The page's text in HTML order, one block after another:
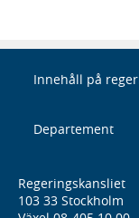
Innehåll på
Departement
Regeringskansliet
103 33 Stockholm